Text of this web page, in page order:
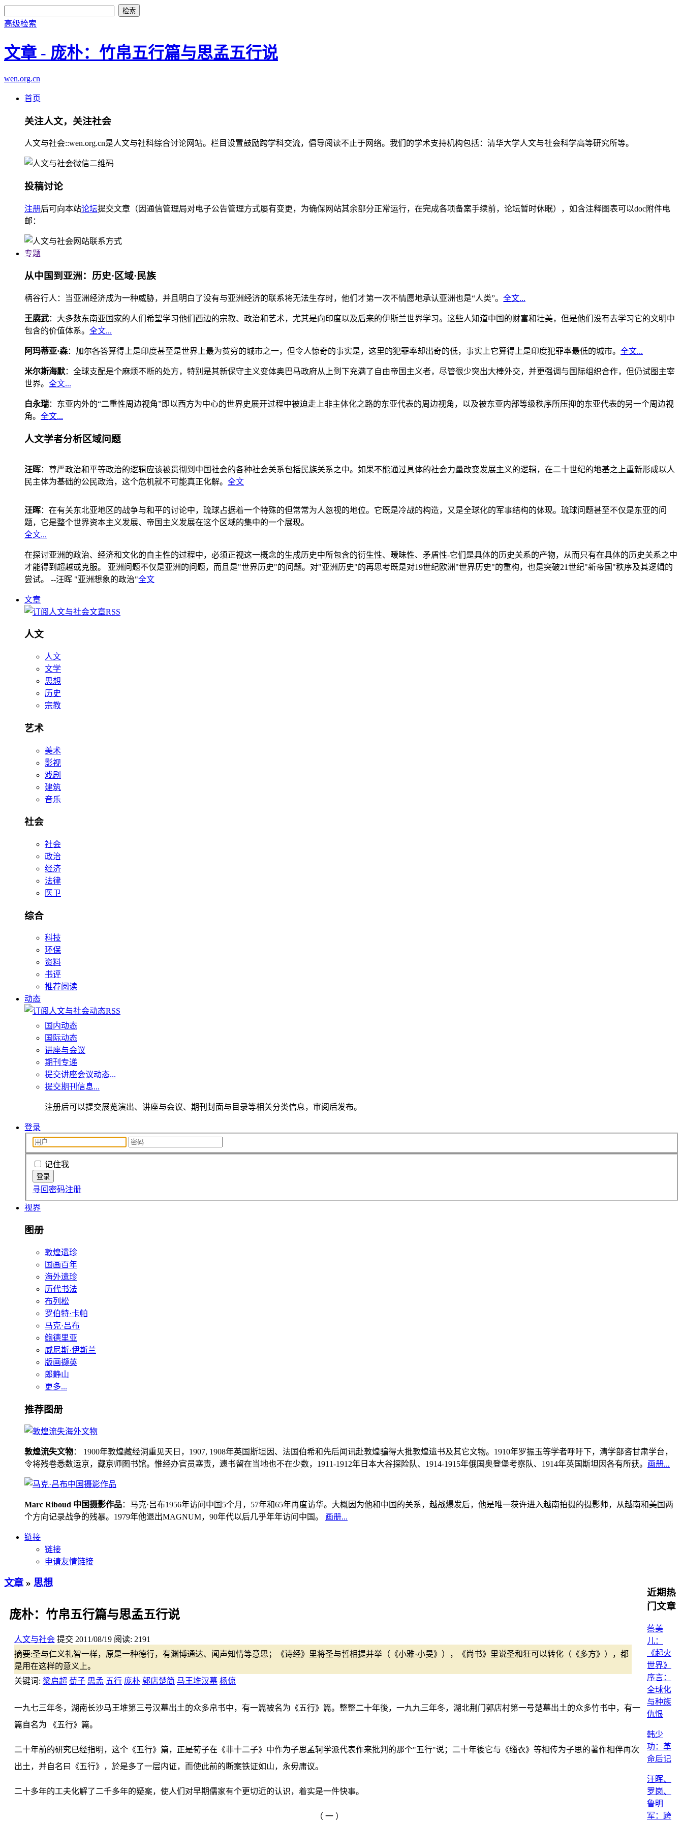
高级检索
文章 - 庞朴：竹帛五行篇与思孟五行说
wen.org.cn
首页
关注人文，关注社会
人文与社会::wen.org.cn是人文与社科综合讨论网站。栏目设置鼓励跨学科交流，倡导阅读不止于网络。我们的学术支持机构包括：清华大学人文与社会科学高等研究所等。
投稿讨论
注册后可向本站论坛提交文章（因通信管理局对电子公告管理方式屡有变更，为确保网站其余部分正常运行，在完成各项备案手续前，论坛暂时休眠），如含注释图表可以doc附件电
邮：
专题
从中国到亚洲：历史·区域·民族
柄谷行人：当亚洲经济成为一种威胁，并且明白了没有与亚洲经济的联系将无法生存时，他们才第一次不情愿地承认亚洲也是“人类”。 全文...
王赓武：大多数东南亚国家的人们希望学习他们西边的宗教、政治和艺术，尤其是向印度以及后来的伊斯兰世界学习。这些人知道中国的财富和壮美，但是他们没有去学习它的文明中
包含的价值体系。 全文...
阿玛蒂亚·森：加尔各答算得上是印度甚至是世界上最为贫穷的城市之一，但令人惊奇的事实是，这里的犯罪率却出奇的低，事实上它算得上是印度犯罪率最低的城市。 全文...
米尔斯海默：全球支配是个麻烦不断的处方，特别是其新保守主义变体奥巴马政府从上到下充满了自由帝国主义者，尽管很少突出大棒外交，并更强调与国际组织合作，但仍试图主宰
世界。 全文...
白永瑞：东亚内外的“二重性周边视角”即以西方为中心的世界史展开过程中被迫走上非主体化之路的东亚代表的周边视角，以及被东亚内部等级秩序所压抑的东亚代表的另一个周边视
角。 全文...
人文学者分析区域问题
汪晖：尊严政治和平等政治的逻辑应该被贯彻到中国社会的各种社会关系包括民族关系之中。如果不能通过具体的社会力量改变发展主义的逻辑，在二十世纪的地基之上重新形成以人
民主体为基础的公民政治，这个危机就不可能真正化解。 全文
汪晖：在有关东北亚地区的战争与和平的讨论中，琉球占据着一个特殊的但常常为人忽视的地位。它既是冷战的构造，又是全球化的军事结构的体现。琉球问题甚至不仅是东亚的问
题，它是整个世界资本主义发展、帝国主义发展在这个区域的集中的一个展现。
全文...
在探讨亚洲的政治、经济和文化的自主性的过程中，必须正视这一概念的生成历史中所包含的衍生性、暧昧性、矛盾性-它们是具体的历史关系的产物，从而只有在具体的历史关系之中
才能得到超越或克服。 亚洲问题不仅是亚洲的问题，而且是"世界历史"的问题。对"亚洲历史"的再思考既是对19世纪欧洲"世界历史"的重构，也是突破21世纪"新帝国"秩序及其逻辑的
尝试。 --汪晖 "亚洲想象的政治"全文
文章
人文
人文
文学
思想
历史
宗教
艺术
美术
影视
戏剧
建筑
音乐
社会
社会
政治
经济
法律
医卫
综合
科技
环保
资料
书评
推荐阅读
动态
国内动态
国际动态
讲座与会议
期刊专递
提交讲座会议动态...
提交期刊信息...
注册后可以提交展览演出、讲座与会议、期刊封面与目录等相关分类信息，审阅后发布。
登录
记住我
寻回密码注册
视界
图册
敦煌遗珍
国画百年
海外遗珍
历代书法
布列松
罗伯特·卡帕
马克·吕布
鲍德里亚
威尼斯·伊斯兰
版画撷英
郎静山
更多...
推荐图册
敦煌流失文物： 1900年敦煌藏经洞重见天日，1907, 1908年英国斯坦因、法国伯希和先后闻讯赴敦煌骗得大批敦煌遗书及其它文物。1910年罗振玉等学者呼吁下，清学部咨甘肃学台，
令将残卷悉数运京，藏京师图书馆。惟经办官员塞责，遗书留在当地也不在少数，1911-1912年日本大谷探险队、1914-1915年俄国奥登堡考察队、1914年英国斯坦因各有所获。 画册...
Marc Riboud 中国摄影作品：马克·吕布1956年访问中国5个月，57年和65年再度访华。大概因为他和中国的关系，越战爆发后，他是唯一获许进入越南拍摄的摄影师，从越南和美国两
个方向记录战争的残暴。1979年他退出MAGNUM，90年代以后几乎年年访问中国。 画册...
链接
链接
申请友情链接
文章 » 思想
庞朴：竹帛五行篇与思孟五行说
人文与社会 提交 2011/08/19 阅读: 2191
摘要:圣与仁义礼智一样，原是一种德行，有渊博通达、闻声知情等意思；《诗经》里将圣与哲相提并举（《小雅·小旻》），《尚书》里说圣和狂可以转化（《多方》），都
是用在这样的意义上。
关键词: 梁启超 荀子 思孟 五行 庞朴 郭店楚简 马王堆汉墓 杨倞
一九七三年冬，湖南长沙马王堆第三号汉墓出土的众多帛书中，有一篇被名为《五行》篇。整整二十年後，一九九三年冬，湖北荆门郭店村第一号楚墓出土的众多竹书中，有一
篇自名为 《五行》篇。
二十年前的研究已经指明，这个《五行》篇，正是荀子在《非十二子》中作为子思孟轲学派代表作来批判的那个"五行"说；二十年後它与《缁衣》等相传为子思的著作相伴再次
出土，并自名曰《五行》，於是多了一层内证，而使此前的断案铁证如山，永毋庸议。
二十多年的工夫化解了二千多年的疑案，使人们对早期儒家有个更切近的认识，着实是一件快事。
（ 一 ）
近期热
门文章
蔡美
儿：
《起火
世界》
序言：
全球化
与种族
仇恨
韩少
功：革
命后记
汪晖、
罗岗、
鲁明
军：跨